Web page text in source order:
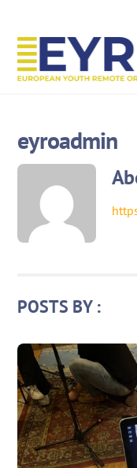
content
eyroadmin
POSTS BY :